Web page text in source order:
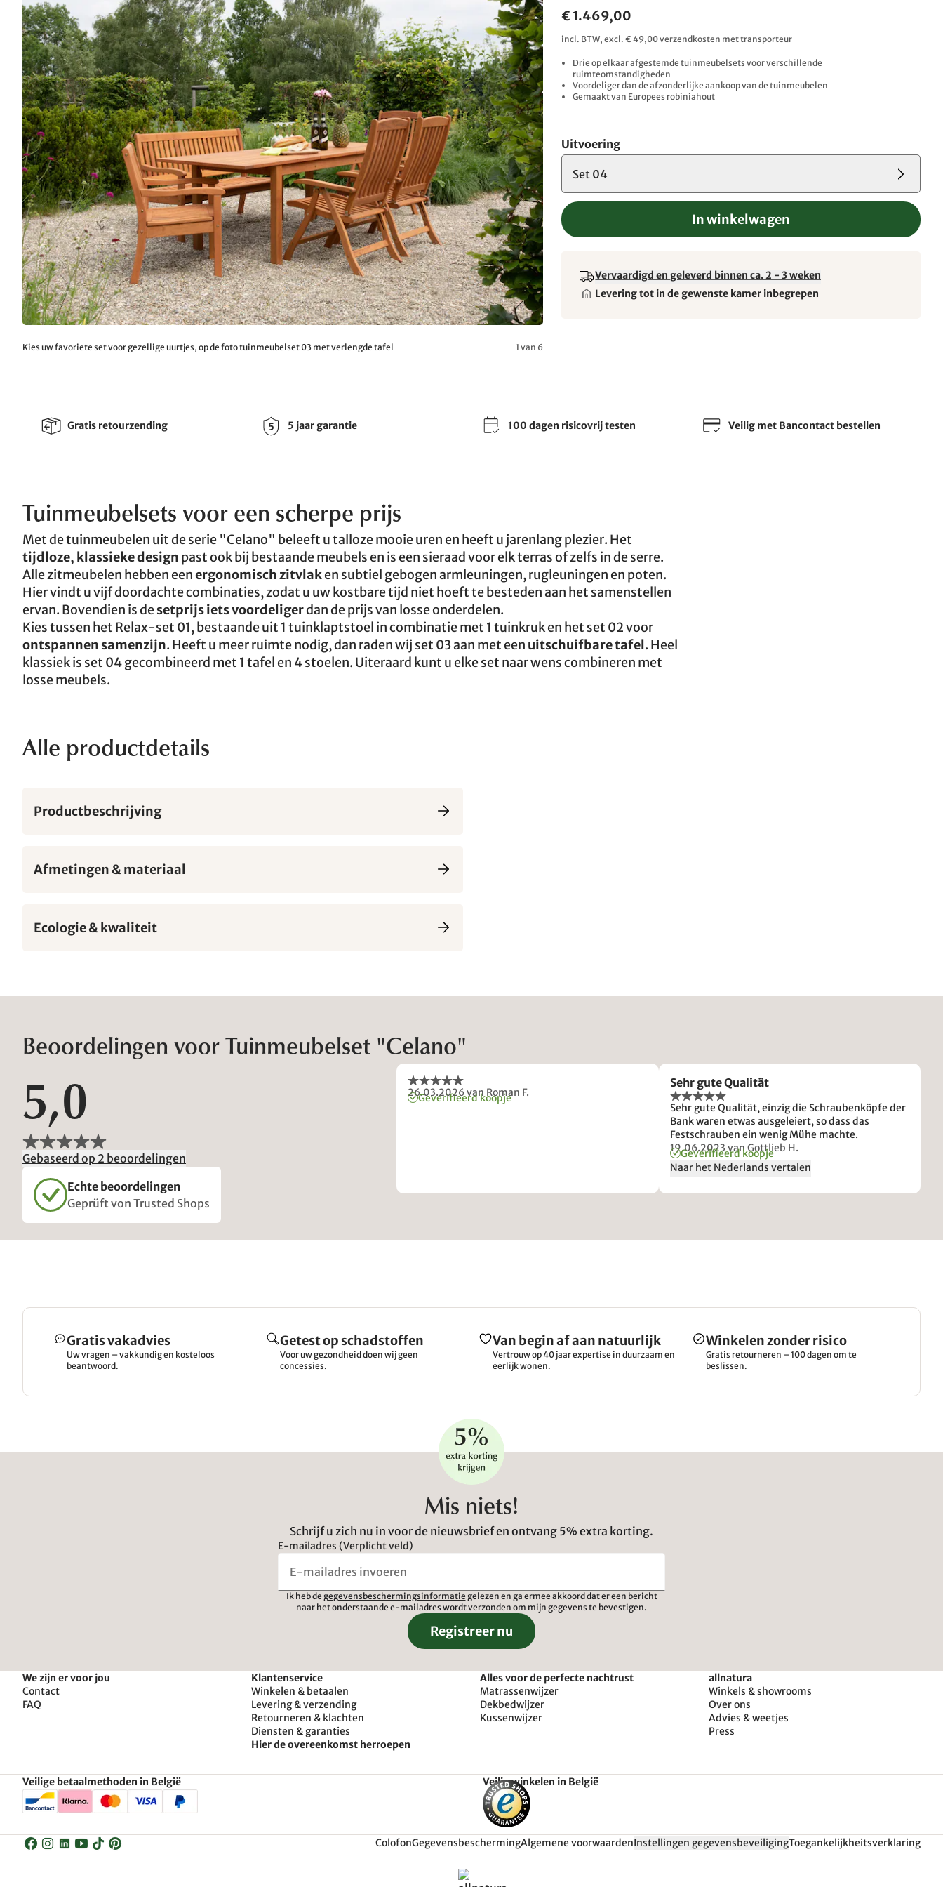
Kies uw favoriete set voor gezellige uurtjes, op de foto tuinmeubelset 03 met verlengde tafel 1 van 6
€ 1.469,00
incl. BTW, excl. € 49,00 verzendkosten met transporteur
Drie op elkaar afgestemde tuinmeubelsets voor verschillende
ruimteomstandigheden
Voordeliger dan de afzonderlijke aankoop van de tuinmeubelen
Gemaakt van Europees robiniahout
Uitvoering
Set 04
In winkelwagen
Vervaardigd en geleverd binnen ca. 2 - 3 weken
Levering tot in de gewenste kamer inbegrepen
Gratis retourzending 5 jaar garantie 100 dagen risicovrij testen Veilig met Bancontact bestellen
Tuinmeubelsets voor een scherpe prijs
Met de tuinmeubelen uit de serie "Celano" beleeft u talloze mooie uren en heeft u jarenlang plezier. Het
tijdloze, klassieke design past ook bij bestaande meubels en is een sieraad voor elk terras of zelfs in de serre.
Alle zitmeubelen hebben eenergonomisch zitvlaken subtiel gebogen armleuningen, rugleuningen en poten.
Hier vindt u vijf doordachte combinaties, zodat u uw kostbare tijd niet hoeft te besteden aan het samenstellen
ervan. Bovendien is desetprijs iets voordeligerdan de prijs van losse onderdelen.
Kies tussen het Relax-set 01, bestaande uit 1 tuinklaptstoel in combinatie met 1 tuinkruk en het set 02 voor
ontspannen samenzijn. Heeft u meer ruimte nodig, dan raden wij set 03 aan met een uitschuifbare tafel. Heel
klassiek is set 04 gecombineerd met 1 tafel en 4 stoelen. Uiteraard kunt u elke set naar wens combineren met
losse meubels.
Alle productdetails
Productbeschrijving
Afmetingen & materiaal
Ecologie & kwaliteit
Beoordelingen voor Tuinmeubelset "Celano"
5,0
Gebaseerd op 2 beoordelingen
Echte beoordelingen
Geprüft von Trusted Shops
26.03.2026van Roman F.
Geverifieerd koopje
Sehr gute Qualität
Sehr gute Qualität, einzig die Schraubenköpfe der
Bank waren etwas ausgeleiert, so dass das
Festschrauben ein wenig Mühe machte.
19.06.2023 van Gottlieb H.
Geverifieerd koopje
Naar het Nederlands vertalen
Gratis vakadvies
Uw vragen – vakkundig en kosteloos
beantwoord.
Getest op schadstoffen
Voor uw gezondheid doen wij geen
concessies.
Van begin af aan natuurlijk
Vertrouw op 40 jaar expertise in duurzaam en
eerlijk wonen.
Winkelen zonder risico
Gratis retourneren – 100 dagen om te
beslissen.
Mis niets!
Schrijf u zich nu in voor de nieuwsbrief en ontvang 5% extra korting.
E-mailadres (Verplicht veld)
Ik heb de gegevensbeschermingsinformatie gelezen en ga ermee akkoord dat er een bericht
naar het onderstaande e-mailadres wordt verzonden om mijn gegevens te bevestigen.
Registreer nu
We zijn er voor jou
Contact
FAQ
Klantenservice
Winkelen & betaalen
Levering & verzending
Retourneren & klachten
Diensten & garanties
Hier de overeenkomst herroepen
Alles voor de perfecte nachtrust
Matrassenwijzer
Dekbedwijzer
Kussenwijzer
allnatura
Winkels & showrooms
Over ons
Advies & weetjes
Press
Veilige betaalmethoden in België Veilig winkelen in België
ColofonGegevensbeschermingAlgemene voorwaardenInstellingen gegevensbeveiligingToegankelijkheitsverklaring